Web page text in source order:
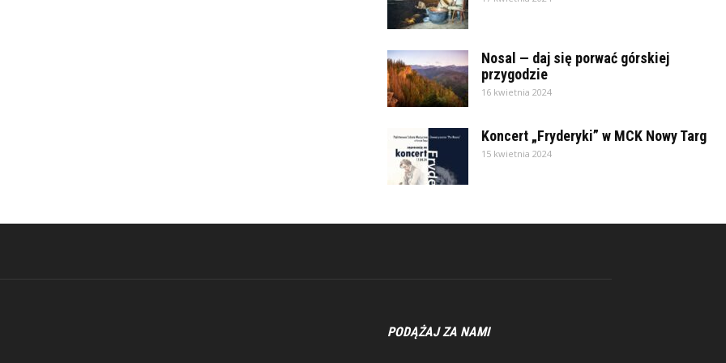
Nosal — daj się porwać górskiej
przygodzie
16 kwietnia 2024
Koncert „Fryderyki” w MCK Nowy Targ
15 kwietnia 2024
PODĄŻAJ ZA NAMI